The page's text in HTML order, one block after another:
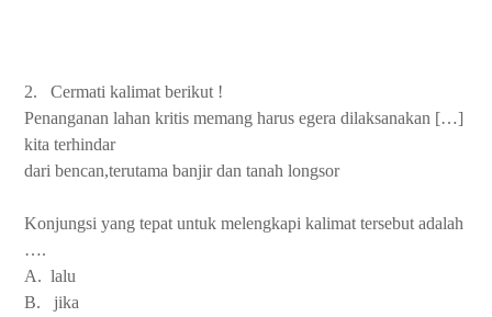
2.
Cermati kalimat berikut !
Penanganan lahan kritis memang harus egera dilaksanakan […]
kita terhindar
dari bencan,terutama banjir dan tanah longsor
Konjungsi yang tepat untuk melengkapi kalimat tersebut adalah
….
A. lalu
B.
jika